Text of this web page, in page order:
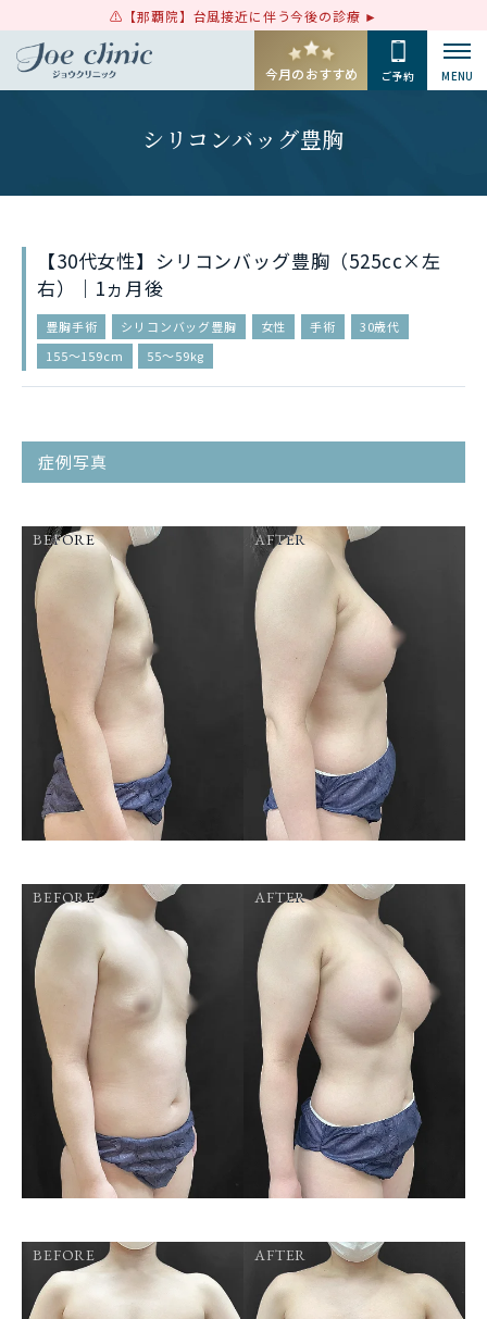
【那覇院】台風接近に伴う今後の診療
今月のおすすめ ご予約 MENU
シリコンバッグ豊胸
【30代女性】シリコンバッグ豊胸（525cc×左
右）｜1ヵ月後
豊胸手術 シリコンバッグ豊胸 女性 手術
30歳代
155〜159cm
55〜59kg
症例写真
BEFORE AFTER
BEFORE AFTER
BEFORE AFTER